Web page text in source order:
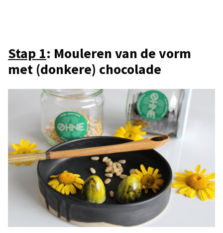
Stap 1: Mouleren van de vorm
met (donkere) chocolade